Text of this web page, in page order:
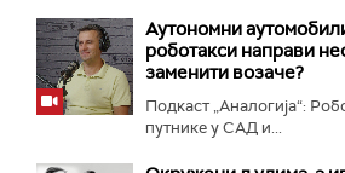
Аутономни
роботакси направи
заменити возаче?
Подкаст „Аналогија“:
путнике у САД и...